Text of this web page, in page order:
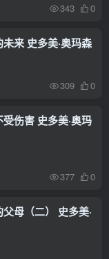
343 0
来 史多美·奥玛森
309 0
伤害 史多美·奥玛
377 0
母（二） 史多美·